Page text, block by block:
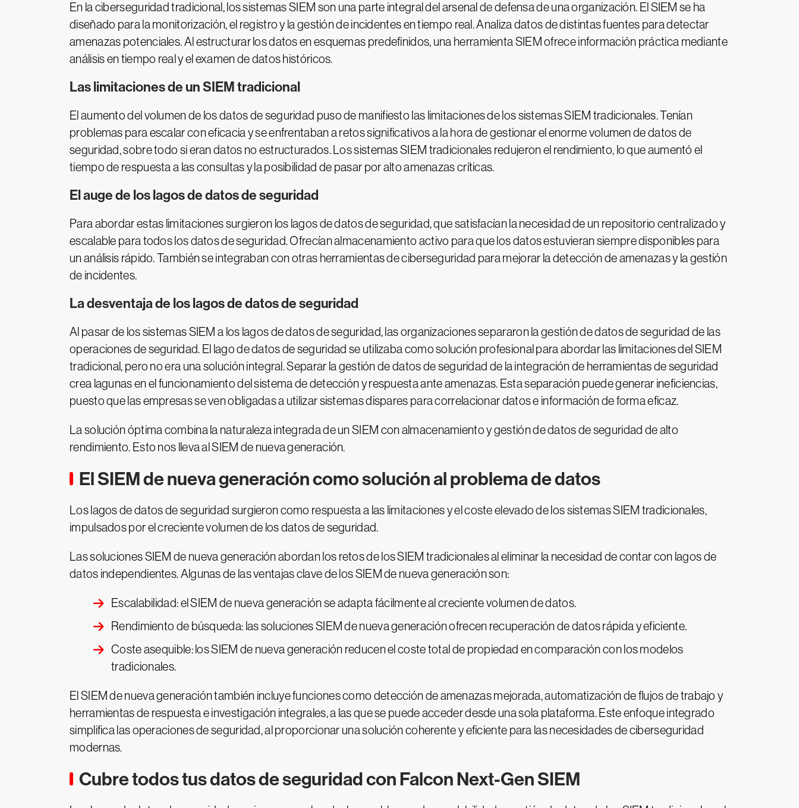
En la ciberseguridad tradicional, los sistemas SIEM son una parte integral del arsenal de defensa de una organización. El SIEM se ha
diseñado para la monitorización, el registro y la gestión de incidentes en tiempo real. Analiza datos de distintas fuentes para detectar
amenazas potenciales. Al estructurar los datos en esquemas predefinidos, una herramienta SIEM ofrece información práctica mediante
análisis en tiempo real y el examen de datos históricos.
Las limitaciones de un SIEM tradicional
El aumento del volumen de los datos de seguridad puso de manifiesto las limitaciones de los sistemas SIEM tradicionales. Tenían
problemas para escalar con eficacia y se enfrentaban a retos significativos a la hora de gestionar el enorme volumen de datos de
seguridad, sobre todo si eran datos no estructurados. Los sistemas SIEM tradicionales redujeron el rendimiento, lo que aumentó el
tiempo de respuesta a las consultas y la posibilidad de pasar por alto amenazas críticas.
El auge de los lagos de datos de seguridad
Para abordar estas limitaciones surgieron los lagos de datos de seguridad, que satisfacían la necesidad de un repositorio centralizado y
escalable para todos los datos de seguridad. Ofrecían almacenamiento activo para que los datos estuvieran siempre disponibles para
un análisis rápido. También se integraban con otras herramientas de ciberseguridad para mejorar la detección de amenazas y la gestión
de incidentes.
La desventaja de los lagos de datos de seguridad
Al pasar de los sistemas SIEM a los lagos de datos de seguridad, las organizaciones separaron la gestión de datos de seguridad de las
operaciones de seguridad. El lago de datos de seguridad se utilizaba como solución profesional para abordar las limitaciones del SIEM
tradicional, pero no era una solución integral. Separar la gestión de datos de seguridad de la integración de herramientas de seguridad
crea lagunas en el funcionamiento del sistema de detección y respuesta ante amenazas. Esta separación puede generar ineficiencias,
puesto que las empresas se ven obligadas a utilizar sistemas dispares para correlacionar datos e información de forma eficaz.
La solución óptima combina la naturaleza integrada de un SIEM con almacenamiento y gestión de datos de seguridad de alto
rendimiento. Esto nos lleva al SIEM de nueva generación.
El SIEM de nueva generación como solución al problema de datos
Los lagos de datos de seguridad surgieron como respuesta a las limitaciones y el coste elevado de los sistemas SIEM tradicionales,
impulsados por el creciente volumen de los datos de seguridad.
Las soluciones SIEM de nueva generación abordan los retos de los SIEM tradicionales al eliminar la necesidad de contar con lagos de
datos independientes. Algunas de las ventajas clave de los SIEM de nueva generación son:
Escalabilidad: el SIEM de nueva generación se adapta fácilmente al creciente volumen de datos.
Rendimiento de búsqueda: las soluciones SIEM de nueva generación ofrecen recuperación de datos rápida y eficiente.
Coste asequible: los SIEM de nueva generación reducen el coste total de propiedad en comparación con los modelos
tradicionales.
El SIEM de nueva generación también incluye funciones como detección de amenazas mejorada, automatización de flujos de trabajo y
herramientas de respuesta e investigación integrales, a las que se puede acceder desde una sola plataforma. Este enfoque integrado
simplifica las operaciones de seguridad, al proporcionar una solución coherente y eficiente para las necesidades de ciberseguridad
modernas.
Cubre todos tus datos de seguridad con Falcon Next-Gen SIEM